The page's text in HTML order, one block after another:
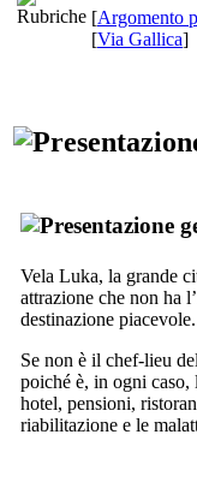
[Argomento
[Via Gallica]
Vela Luka, la grande
attrazione che non ha
destinazione piacevole.
Se non è il chef-lieu
poiché è, in ogni caso,
hotel, pensioni,
riabilitazione e le